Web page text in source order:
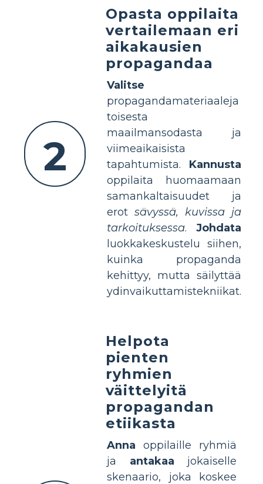
2
Opasta oppilaita
vertailemaan eri
aikakausien
propagandaa
Valitse
propagandamateriaaleja
toisesta
maailmansodasta ja
viimeaikaisista
tapahtumista. Kannusta
oppilaita huomaamaan
samankaltaisuudet ja
erot sävyssä, kuvissa ja
tarkoituksessa. Johdata
luokkakeskustelu siihen,
kuinka propaganda
kehittyy, mutta säilyttää
ydinvaikuttamistekniikat.
Helpota
pienten
ryhmien
väittelyitä
propagandan
etiikasta
Anna oppilaille ryhmiä
ja antakaa jokaiselle
skenaario, joka koskee